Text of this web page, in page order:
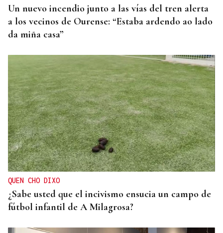
Un nuevo incendio junto a las vías del tren alerta
a los vecinos de Ourense: “Estaba ardendo ao lado
da miña casa”
QUEN CHO DIXO
¿Sabe usted que el incivismo ensucia un campo de
fútbol infantil de A Milagrosa?